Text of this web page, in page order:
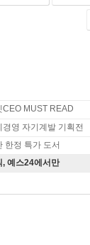
CEO MUST READ
경영 자기계발 기획전
한정 특가 도서
, 예스24에서만